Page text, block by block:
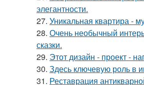
элегантности.
27. Уникальная квартира -
28. Очень необычный
сказки.
29. Этот дизайн - проект -
30. Здесь ключевую роль в
31. Реставрация